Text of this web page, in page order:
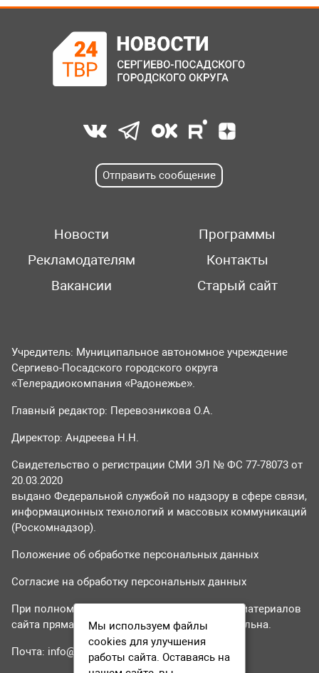
Отправить сообщение
Новости
Программы
Рекламодателям
Контакты
Вакансии
Старый сайт
Учредитель: Муниципальное автономное учреждение
Сергиево-Посадского городского округа
«Телерадиокомпания «Радонежье».
Главный редактор: Перевозникова О.А.
Директор: Андреева Н.Н.
Свидетельство о регистрации СМИ ЭЛ № ФС 77-78073 от
20.03.2020
выдано Федеральной службой по надзору в сфере связи,
информационных технологий и массовых коммуникаций
(Роскомнадзор).
Положение об обработке персональных данных
Согласие на обработку персональных данных
При полном или частичном использовании материалов
сайта прямая гиперссылка на tvr24.tv обязательна.
Почта: info@tvr24.tv
Мы используем файлы
cookies для улучшения
работы сайта. Оставаясь на